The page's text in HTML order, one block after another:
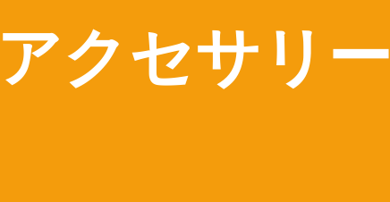
アクセサリー